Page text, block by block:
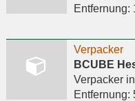
Entfernung:
Verpacker
BCUBE
Verpackerin
Entfernung: